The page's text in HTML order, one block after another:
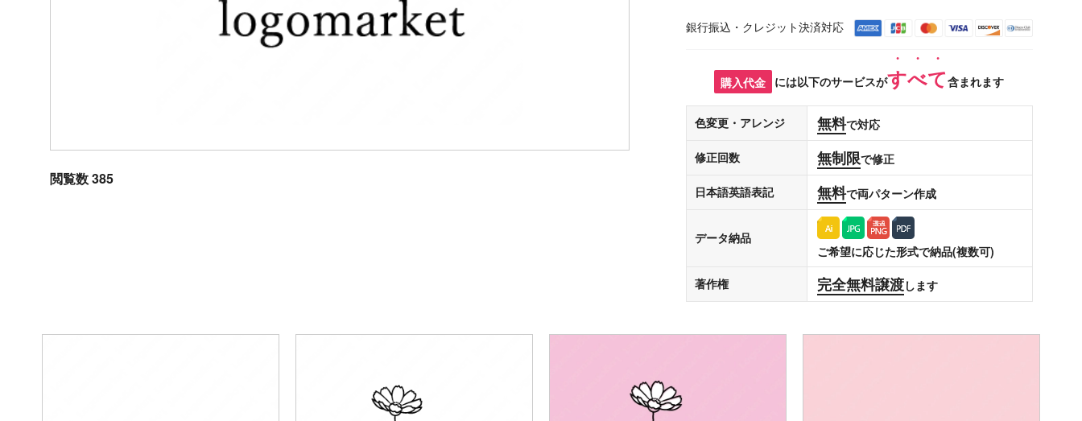
閲覧数 385
銀行振込・クレジット決済対応
購入代金 には以下のサービスがすべて含まれます
色変更・アレンジ 無料で対応
修正回数 無制限で修正
日本語英語表記 無料で両パターン作成
データ納品
ご希望に応じた形式で納品(複数可)
著作権
完全無料譲渡します